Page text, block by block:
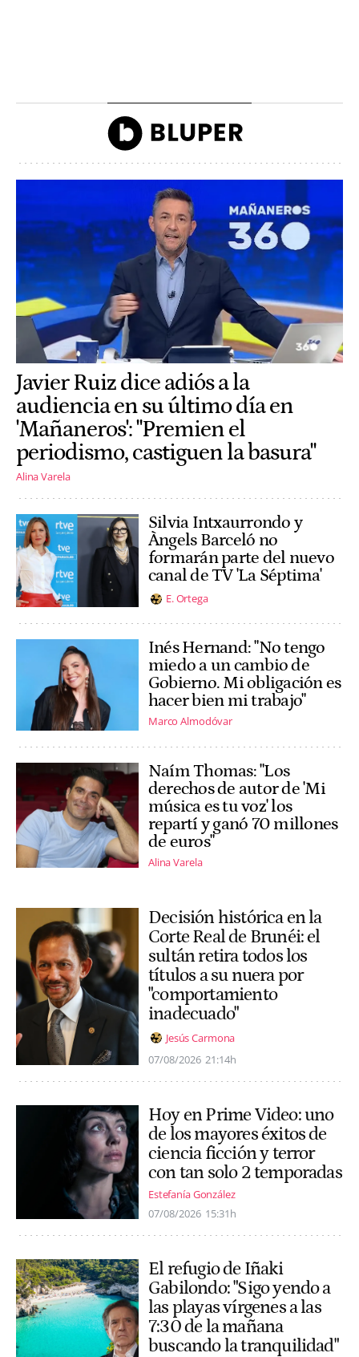
Javier Ruiz dice adiós a la
audiencia en su último día en
'Mañaneros': "Premien el
periodismo, castiguen la basura"
Alina Varela
Silvia Intxaurrondo y
Àngels Barceló no
formarán parte del nuevo
canal de TV 'La Séptima'
E. Ortega
Inés Hernand: "No tengo
miedo a un cambio de
Gobierno. Mi obligación es
hacer bien mi trabajo"
Marco Almodóvar
Naím Thomas: "Los
derechos de autor de 'Mi
música es tu voz' los
repartí y ganó 70 millones
de euros"
Alina Varela
Decisión histórica en la
Corte Real de Brunéi: el
sultán retira todos los
títulos a su nuera por
"comportamiento
inadecuado"
Jesús Carmona
07/08/2026 21:14h
Hoy en Prime Video: uno
de los mayores éxitos de
ciencia ficción y terror
con tan solo 2 temporadas
Estefanía González
07/08/2026 15:31h
El refugio de Iñaki
Gabilondo: "Sigo yendo a
las playas vírgenes a las
7:30 de la mañana
buscando la tranquilidad"